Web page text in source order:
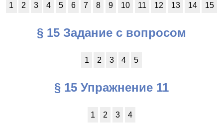
1 2 3 4 5 6 7 8 9 10 11 12 13 14 15
§ 15 Задание с вопросом
1 2 3 4 5
§ 15 Упражнение 11
1 2 3 4